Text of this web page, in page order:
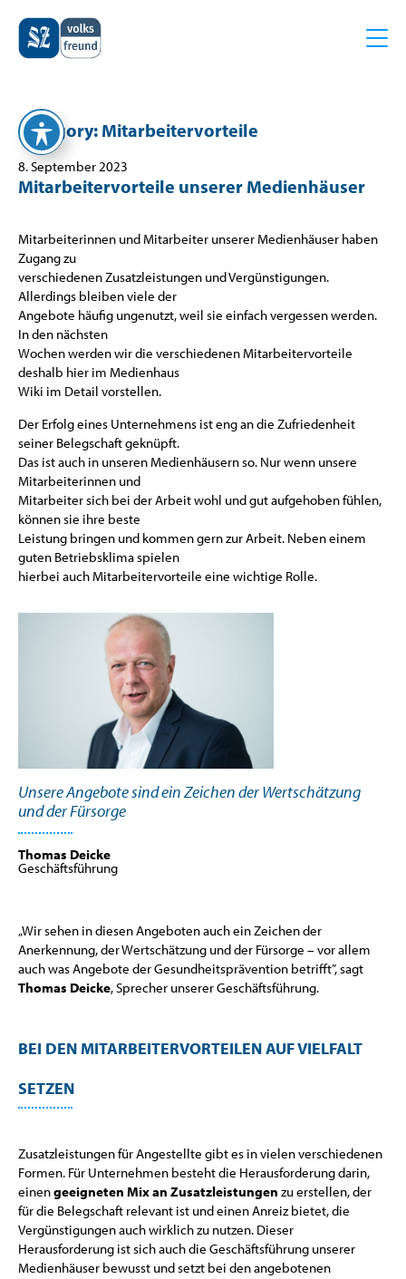
Category: Mitarbeitervorteile
8. September 2023
Mitarbeitervorteile unserer Medienhäuser
Mitarbeiterinnen und Mitarbeiter unserer Medienhäuser haben
Zugang zu
verschiedenen Zusatzleistungen und Vergünstigungen.
Allerdings bleiben viele der
Angebote häufig ungenutzt, weil sie einfach vergessen werden.
In den nächsten
Wochen werden wir die verschiedenen Mitarbeitervorteile
deshalb hier im Medienhaus
Wiki im Detail vorstellen.
Der Erfolg eines Unternehmens ist eng an die Zufriedenheit
seiner Belegschaft geknüpft.
Das ist auch in unseren Medienhäusern so. Nur wenn unsere
Mitarbeiterinnen und
Mitarbeiter sich bei der Arbeit wohl und gut aufgehoben fühlen,
können sie ihre beste
Leistung bringen und kommen gern zur Arbeit. Neben einem
guten Betriebsklima spielen
hierbei auch Mitarbeitervorteile eine wichtige Rolle.
Unsere Angebote sind ein Zeichen der Wertschätzung
und der Fürsorge
Thomas Deicke
Geschäftsführung
„Wir sehen in diesen Angeboten auch ein Zeichen der
Anerkennung, der Wertschätzung und der Fürsorge – vor allem
auch was Angebote der Gesundheitsprävention betrifft”, sagt
Thomas Deicke, Sprecher unserer Geschäftsführung.
BEI DEN MITARBEITERVORTEILEN AUF VIELFALT
SETZEN
Zusatzleistungen für Angestellte gibt es in vielen verschiedenen
Formen. Für Unternehmen besteht die Herausforderung darin,
einengeeigneten Mix an Zusatzleistungen zu erstellen, der
für die Belegschaft relevant ist und einen Anreiz bietet, die
Vergünstigungen auch wirklich zu nutzen. Dieser
Herausforderung ist sich auch die Geschäftsführung unserer
Medienhäuser bewusst und setzt bei den angebotenen